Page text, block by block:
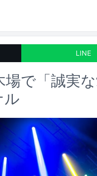
LINE
場で「誠実
ル